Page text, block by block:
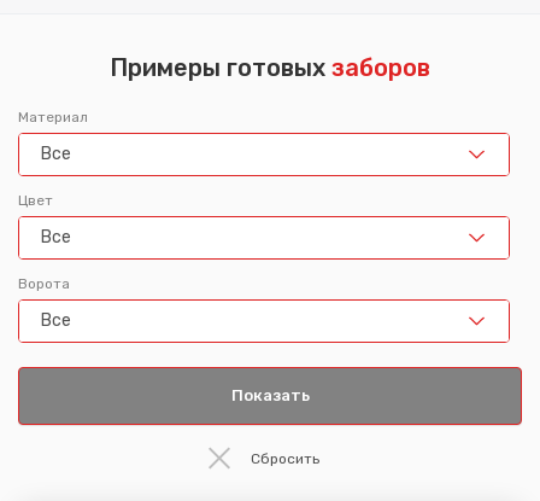
Примеры готовых заборов
Материал
Все
Цвет
Все
Ворота
Все